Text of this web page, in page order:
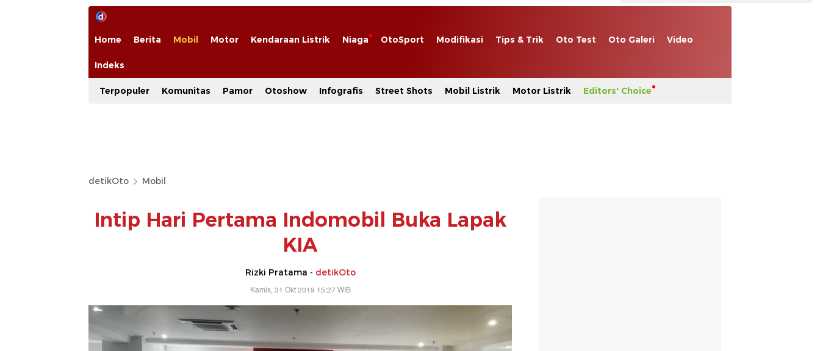
Home Berita Mobil Motor Kendaraan Listrik Niaga OtoSport Modifikasi Tips & Trik Oto Test Oto Galeri Video
Indeks
Terpopuler Komunitas Pamor Otoshow Infografis Street Shots Mobil Listrik Motor Listrik Editors' Choice
detikOto Mobil
Intip Hari Pertama Indomobil Buka Lapak
KIA
Rizki Pratama - detikOto
Kamis, 31 Okt 2019 15:27 WIB